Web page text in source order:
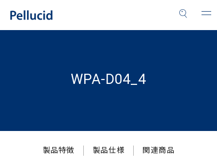
WPA-D04_4
製品特徴 製品仕様 関連商品